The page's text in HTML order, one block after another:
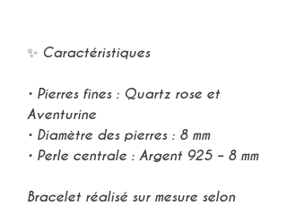
✨ Caractéristiques
• Pierres fines : Quartz rose et
Aventurine
• Diamètre des pierres : 8 mm
• Perle centrale : Argent 925 – 8 mm
Bracelet réalisé sur mesure selon